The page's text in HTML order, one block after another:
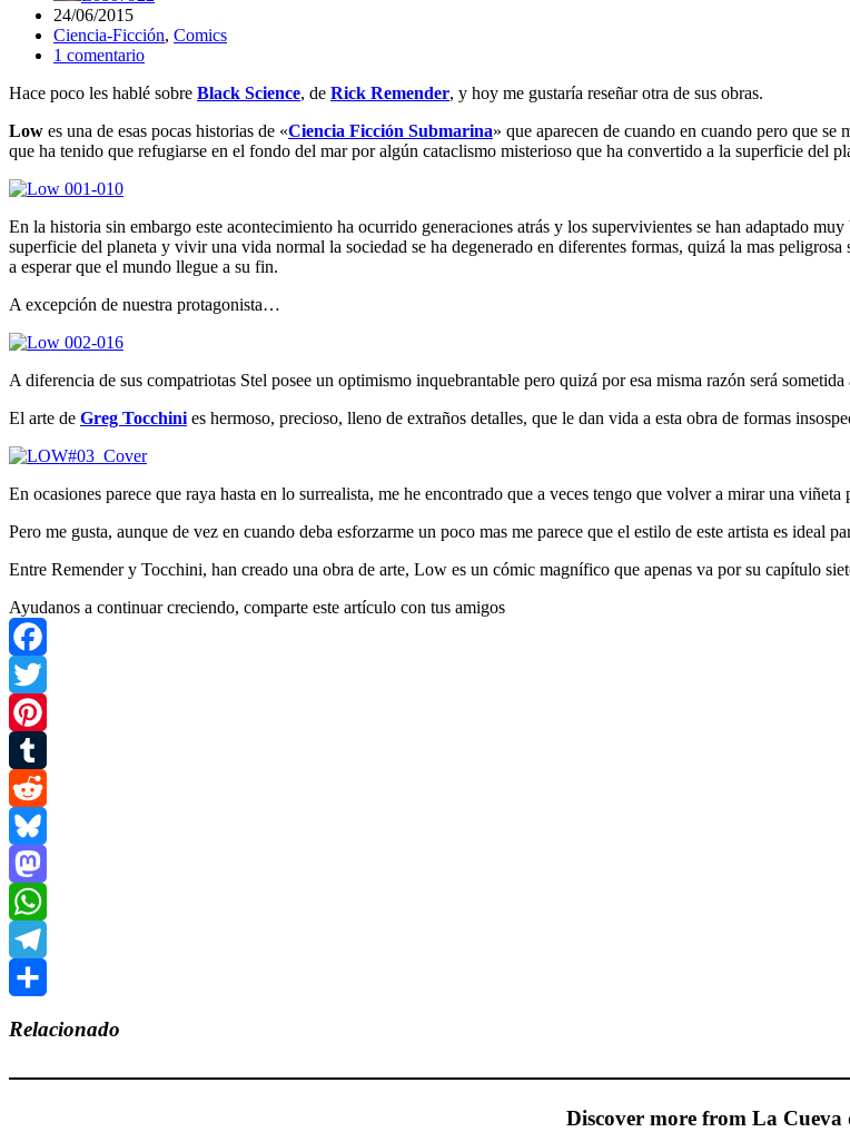
24/06/2015
Ciencia-Ficción, Comics
1 comentario
Hace poco les hablé sobre Black Science, de Rick Remender, y hoy me gustaría reseñar otra de sus obras.
Low es una de esas pocas historias de «Ciencia Ficción Submarina» que aparecen de cuando en cuando pero que se
que ha tenido que refugiarse en el fondo del mar por algún cataclismo misterioso que ha convertido a la superficie del
En la historia sin embargo este acontecimiento ha ocurrido generaciones atrás y los supervivientes se han adaptado
superficie del planeta y vivir una vida normal la sociedad se ha degenerado en diferentes formas, quizá la mas
a esperar que el mundo llegue a su fin.
A excepción de nuestra protagonista…
A diferencia de sus compatriotas Stel posee un optimismo inquebrantable pero quizá por esa misma razón será sometida
El arte de Greg Tocchini es hermoso, precioso, lleno de extraños detalles, que le dan vida a esta obra de formas
En ocasiones parece que raya hasta en lo surrealista, me he encontrado que a veces tengo que volver a mirar una
Pero me gusta, aunque de vez en cuando deba esforzarme un poco mas me parece que el estilo de este artista es ideal
Entre Remender y Tocchini, han creado una obra de arte, Low es un cómic magnífico que apenas va por su capítulo
Ayudanos a continuar creciendo, comparte este artículo con tus amigos
Facebook
Twitter
Pinterest
Tumblr
Reddit
Bluesky
Mastodon
WhatsApp
Telegram
Relacionado
Discover more from La Cueva